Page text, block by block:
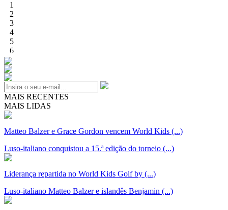
1
2
3
4
5
6
MAIS RECENTES
MAIS LIDAS
Matteo Balzer e Grace Gordon vencem World Kids (...)
Luso-italiano conquistou a 15.ª edição do torneio (...)
Liderança repartida no World Kids Golf by (...)
Luso-italiano Matteo Balzer e islandês Benjamin (...)